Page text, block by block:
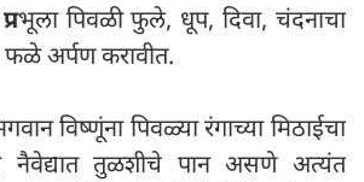
भूला पिवळी फुले, धूप, दिवा, चंदनाचा
अर्पण करावीत.
विष्णूंना पिवळ्या रंगाच्या मिठाईचा
नैवेद्यात तुळशीचे पान असणे अत्यंत